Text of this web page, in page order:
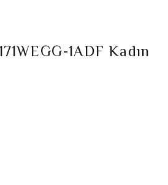
1ADF Kadın